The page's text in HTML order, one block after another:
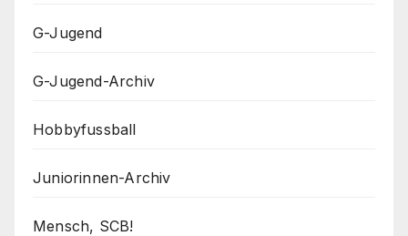
G-Jugend
G-Jugend-Archiv
Hobbyfussball
Juniorinnen-Archiv
Mensch, SCB!